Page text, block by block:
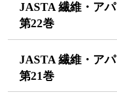
JASTA 繊維・ア
第22巻
JASTA 繊維・ア
第21巻